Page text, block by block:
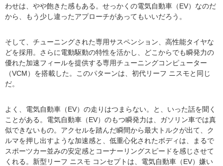
わせは、やや飽きた感もある。せっかくの電気自動車（EV）なのだ
から、もう少し違ったアプローチがあってもいいだろう。
そして、チューニングされた専用サスペンション、高性能タイヤな
どを採用。さらに電動駆動の特性を活かし、どこからでも瞬発力の
優れた加速フィールを提供する専用チューニングコンピューター
（VCM）を搭載した。このパターンは、初代リーフ ニスモと同じ
だ。
よく、電気自動車（EV）の走りはつまらない。と、いった話を聞く
ことがある。電気自動車（EV）のもつ瞬発力は、ガソリン車では真
似できないもの。アクセルを踏んだ瞬間から最大トルクが出て、ク
ルマを押し出すような加速感と、低重心化されたボディは、まるで
スポーツカー並みの安定感とコーナーリングスピードを感じさせて
くれる。新型リーフ ニスモ コンセプトは、電気自動車（EV）嫌い